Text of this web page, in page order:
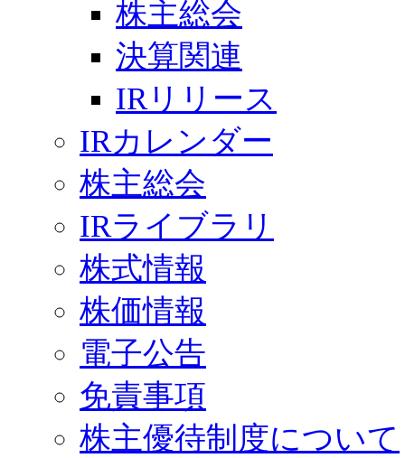
株主総会
決算関連
IRリリース
IRカレンダー
株主総会
IRライブラリ
株式情報
株価情報
電子公告
免責事項
株主優待制度について